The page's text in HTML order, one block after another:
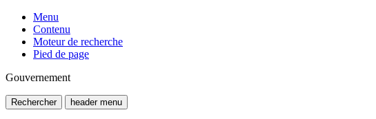
Menu
Contenu
Moteur de recherche
Pied de page
Gouvernement
Rechercher header menu